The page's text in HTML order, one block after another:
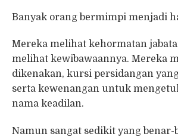
Banyak orang bermimpi menjadi
Mereka melihat kehormatan
melihat kewibawaannya. Mereka
dikenakan, kursi persidangan
serta kewenangan untuk
nama keadilan.
Namun sangat sedikit yang benar-